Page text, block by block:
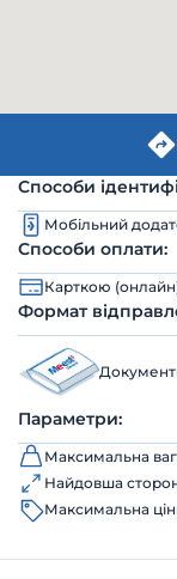
Способи
Мобільний
Способи оплати:
Карткою
Формат
Параметри:
Максимальна
Найдовша
Максимальна